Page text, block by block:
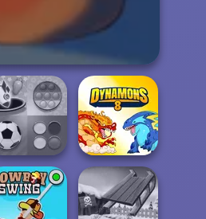
Mind Games for